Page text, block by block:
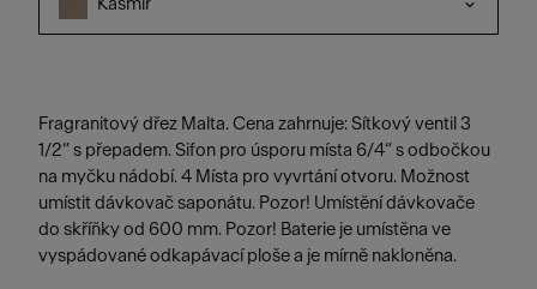
Kašmír
Fragranitový dřez Malta. Cena zahrnuje: Sítkový ventil 3
1/2“ s přepadem. Sifon pro úsporu místa 6/4“ s odbočkou
na myčku nádobí. 4 Místa pro vyvrtání otvoru. Možnost
umístit dávkovač saponátu. Pozor! Umístění dávkovače
do skříňky od 600 mm. Pozor! Baterie je umístěna ve
vyspádované odkapávací ploše a je mírně nakloněna.